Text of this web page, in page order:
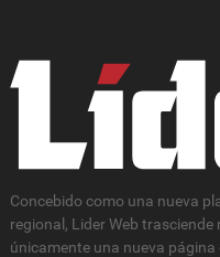
Concebido como una nueva
regional, Lider Web
únicamente una nueva